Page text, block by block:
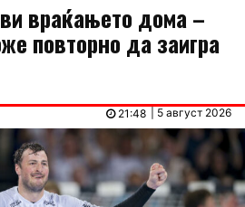
враќањето дома –
повторно да заигра
| 5 август 2026
21:48